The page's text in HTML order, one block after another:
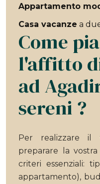
Appartamento
Casa vacanze a
Come
l'affitto
ad
sereni ?
Per realizzare il
preparare la
criteri essenziali:
appartamento),